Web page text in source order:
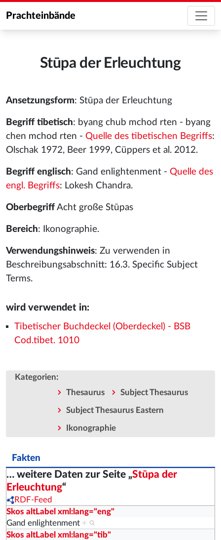
Prachteinbände
Stūpa der Erleuchtung
Ansetzungsform: Stūpa der Erleuchtung
Begriff tibetisch: byang chub mchod rten - byang
chen mchod rten - Quelle des tibetischen Begriffs:
Olschak 1972, Beer 1999, Cüppers et al. 2012.
Begriff englisch: Gand enlightenment - Quelle des
engl. Begriffs: Lokesh Chandra.
Oberbegriff Acht große Stūpas
Bereich: Ikonographie.
Verwendungshinweis: Zu verwenden in
Beschreibungsabschnitt: 16.3. Specific Subject
Terms.
wird verwendet in:
Tibetischer Buchdeckel (Oberdeckel) - BSB
Cod.tibet. 1010
Kategorien:
Thesaurus Subject Thesaurus
Subject Thesaurus Eastern
Ikonographie
Fakten
… weitere Daten zur Seite „Stūpa der
Erleuchtung“
RDF-Feed
Skos altLabel xml:lang="eng"
Gand enlightenment +
Skos altLabel xml:lang="tib"